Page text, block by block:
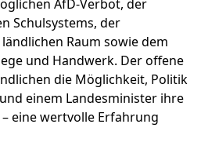
AfD-Verbot, der
Schulsystems, der
Raum sowie dem
und Handwerk. Der offene
die Möglichkeit, Politik
einem Landesminister ihre
eine wertvolle Erfahrung